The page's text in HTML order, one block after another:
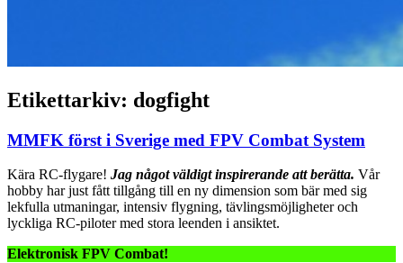
Etikettarkiv: dogfight
MMFK först i Sverige med FPV Combat System
Kära RC-flygare! Jag något väldigt inspirerande att berätta. Vår
hobby har just fått tillgång till en ny dimension som bär med sig
lekfulla utmaningar, intensiv flygning, tävlingsmöjligheter och
lyckliga RC-piloter med stora leenden i ansiktet.
Elektronisk FPV Combat!